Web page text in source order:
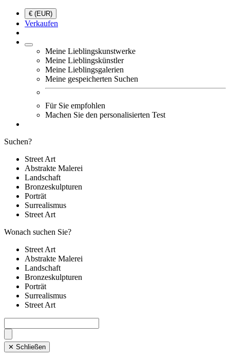
€ (EUR)
Verkaufen
Meine Lieblingskunstwerke
Meine Lieblingskünstler
Meine Lieblingsgalerien
Meine gespeicherten Suchen
Für Sie empfohlen
Machen Sie den personalisierten Test
Suchen?
Street Art
Abstrakte Malerei
Landschaft
Bronzeskulpturen
Porträt
Surrealismus
Street Art
Wonach suchen Sie?
Street Art
Abstrakte Malerei
Landschaft
Bronzeskulpturen
Porträt
Surrealismus
Street Art
✕ Schließen